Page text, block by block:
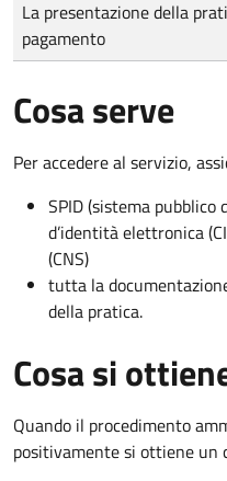
La presentazione della
pagamento
Cosa serve
Per accedere al servizio,
SPID (sistema
d’identità elettronica
(CNS)
tutta la
della pratica.
Cosa si
Quando il procedimento
positivamente si ottiene un